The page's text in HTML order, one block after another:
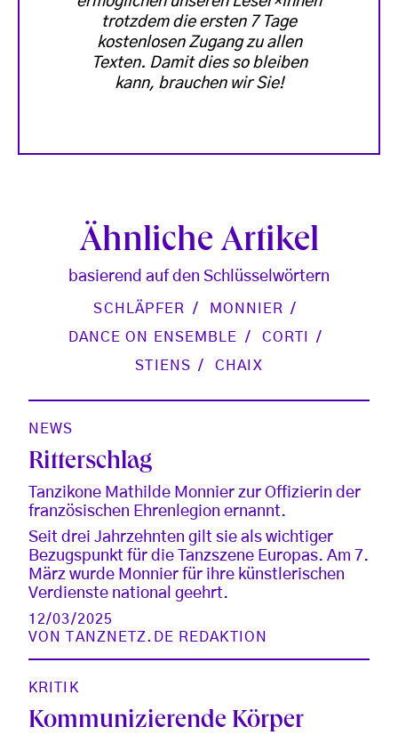
trotzdem die ersten 7 Tage
kostenlosen Zugang zu allen
Texten. Damit dies so bleiben
kann, brauchen wir Sie!
Ähnliche Artikel
basierend auf den Schlüsselwörtern
SCHLÄPFER
MONNIER
DANCE ON ENSEMBLE
CORTI
STIENS
CHAIX
NEWS
Ritterschlag
Tanzikone Mathilde Monnier zur Offizierin der
französischen Ehrenlegion ernannt.
Seit drei Jahrzehnten gilt sie als wichtiger
Bezugspunkt für die Tanzszene Europas. Am 7.
März wurde Monnier für ihre künstlerischen
Verdienste national geehrt.
12/03/2025
VON
TANZNETZ.DE REDAKTION
KRITIK
Kommunizierende Körper